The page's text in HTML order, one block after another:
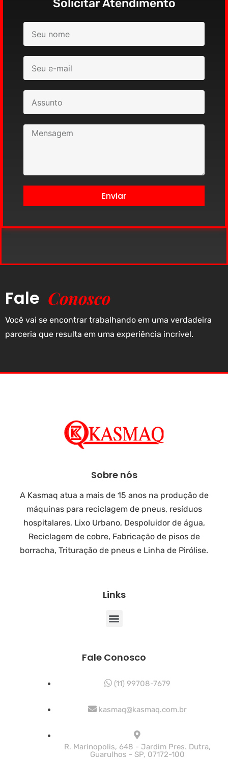
Solicitar Atendimento
Enviar
Fale Conosco
‎Você vai se encontrar trabalhando em uma verdadeira
parceria que resulta em uma experiência incrível.
Sobre nós
A Kasmaq atua a mais de 15 anos na produção de
máquinas para reciclagem de pneus, resíduos
hospitalares, Lixo Urbano, Despoluidor de água,
Reciclagem de cobre, Fabricação de pisos de
borracha, Trituração de pneus e Linha de Pirólise.
Links
Fale Conosco
(11) 99708-7679
kasmaq@kasmaq.com.br
R. Marinopolis, 648 - Jardim Pres. Dutra,
Guarulhos - SP, 07172-100